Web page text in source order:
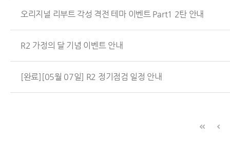
오리지널 리부트 각성 격전 테마 이벤트 Part1 2탄 안내
R2 가정의 달 기념 이벤트 안내
[완료][05월 07일] R2 정기점검 일정 안내